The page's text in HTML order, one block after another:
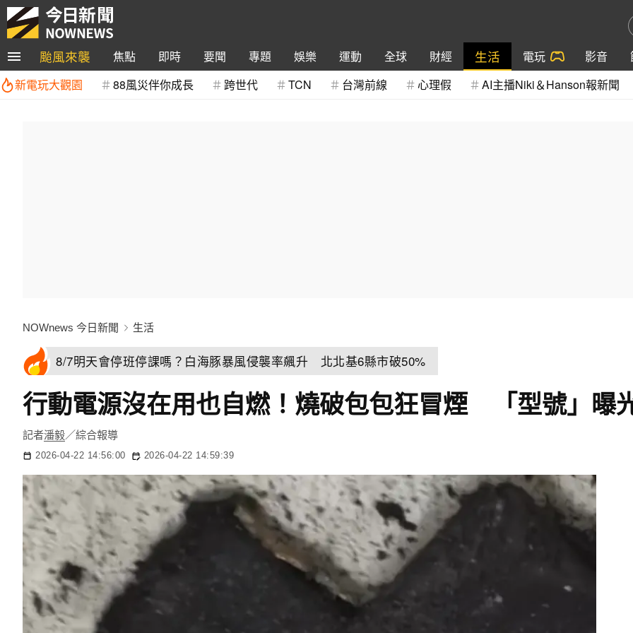
颱風來襲 焦點 即時 要聞 專題 娛樂 運動 全球 財經 生活 電玩 影音
新電玩大觀園
88風災伴你成長 跨世代 TCN 台灣前線 心理假 AI主播Niki＆Hanson報新聞
NOWnews 今日新聞 生活
8/7明天會停班停課嗎？白海豚暴風侵襲率飆升 北北基6縣市破50%
行動電源沒在用也自燃！燒破包包狂冒煙 「型號」曝
記者潘毅／綜合報導
2026-04-22 14:56:00 2026-04-22 14:59:39